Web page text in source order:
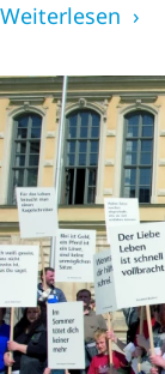
Weiterlesen